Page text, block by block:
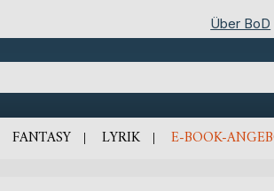
Über BoD
FANTASY LYRIK E-BOOK-